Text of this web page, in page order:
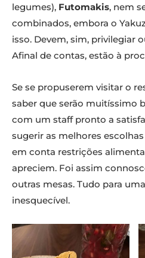
legumes), Futomakis, nem
combinados, embora o
isso. Devem, sim, privilegiar
Afinal de contas, estão à
Se se propuserem visitar o
saber que serão muitíssimo
com um staff pronto a
sugerir as melhores
em conta restrições
apreciem. Foi assim
outras mesas. Tudo para
inesquecível.